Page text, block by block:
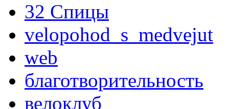
32 Спицы
velopohod_s_medvejut
web
благотворительность
велоклуб